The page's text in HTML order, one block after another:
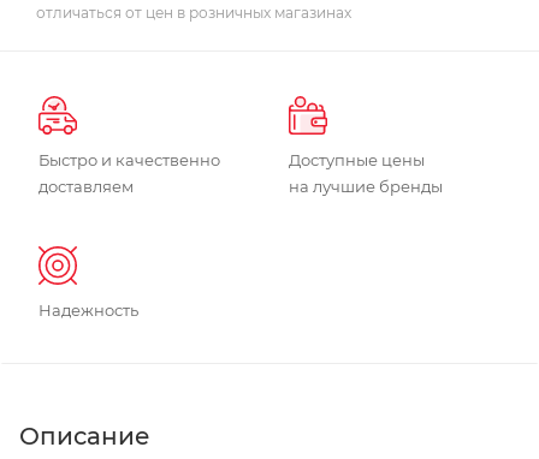
отличаться от цен в розничных магазинах
Быстро и качественно
доставляем
Доступные цены
на лучшие бренды
Надежность
Описание